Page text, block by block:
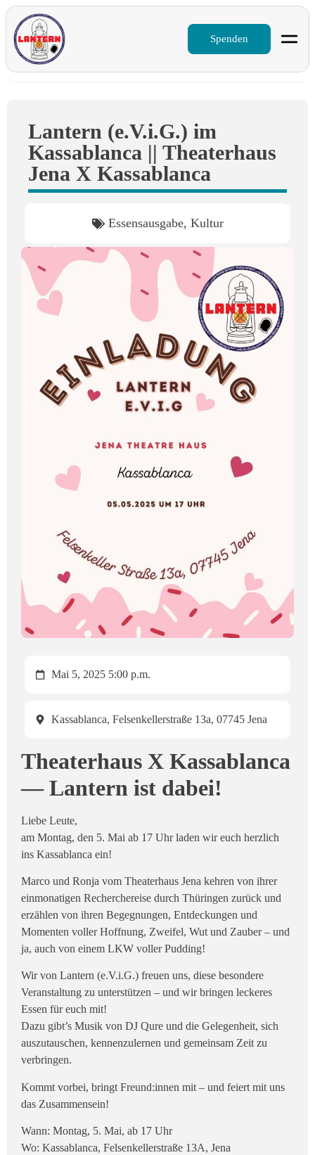
Spenden
Lantern (e.V.i.G.) im
Kassablanca || Theaterhaus
Jena X Kassablanca
Essensausgabe, Kultur
Mai 5, 2025 5:00 p.m.
Kassablanca, Felsenkellerstraße 13a, 07745 Jena
Theaterhaus X Kassablanca
— Lantern ist dabei!
Liebe Leute,
am Montag, den 5. Mai ab 17 Uhr laden wir euch herzlich
ins Kassablanca ein!
Marco und Ronja vom Theaterhaus Jena kehren von ihrer
einmonatigen Recherchereise durch Thüringen zurück und
erzählen von ihren Begegnungen, Entdeckungen und
Momenten voller Hoffnung, Zweifel, Wut und Zauber – und
ja, auch von einem LKW voller Pudding!
Wir von Lantern (e.V.i.G.) freuen uns, diese besondere
Veranstaltung zu unterstützen – und wir bringen leckeres
Essen für euch mit!
Dazu gibt’s Musik von DJ Qure und die Gelegenheit, sich
auszutauschen, kennenzulernen und gemeinsam Zeit zu
verbringen.
Kommt vorbei, bringt Freund:innen mit – und feiert mit uns
das Zusammensein!
Wann: Montag, 5. Mai, ab 17 Uhr
Wo: Kassablanca, Felsenkellerstraße 13A, Jena